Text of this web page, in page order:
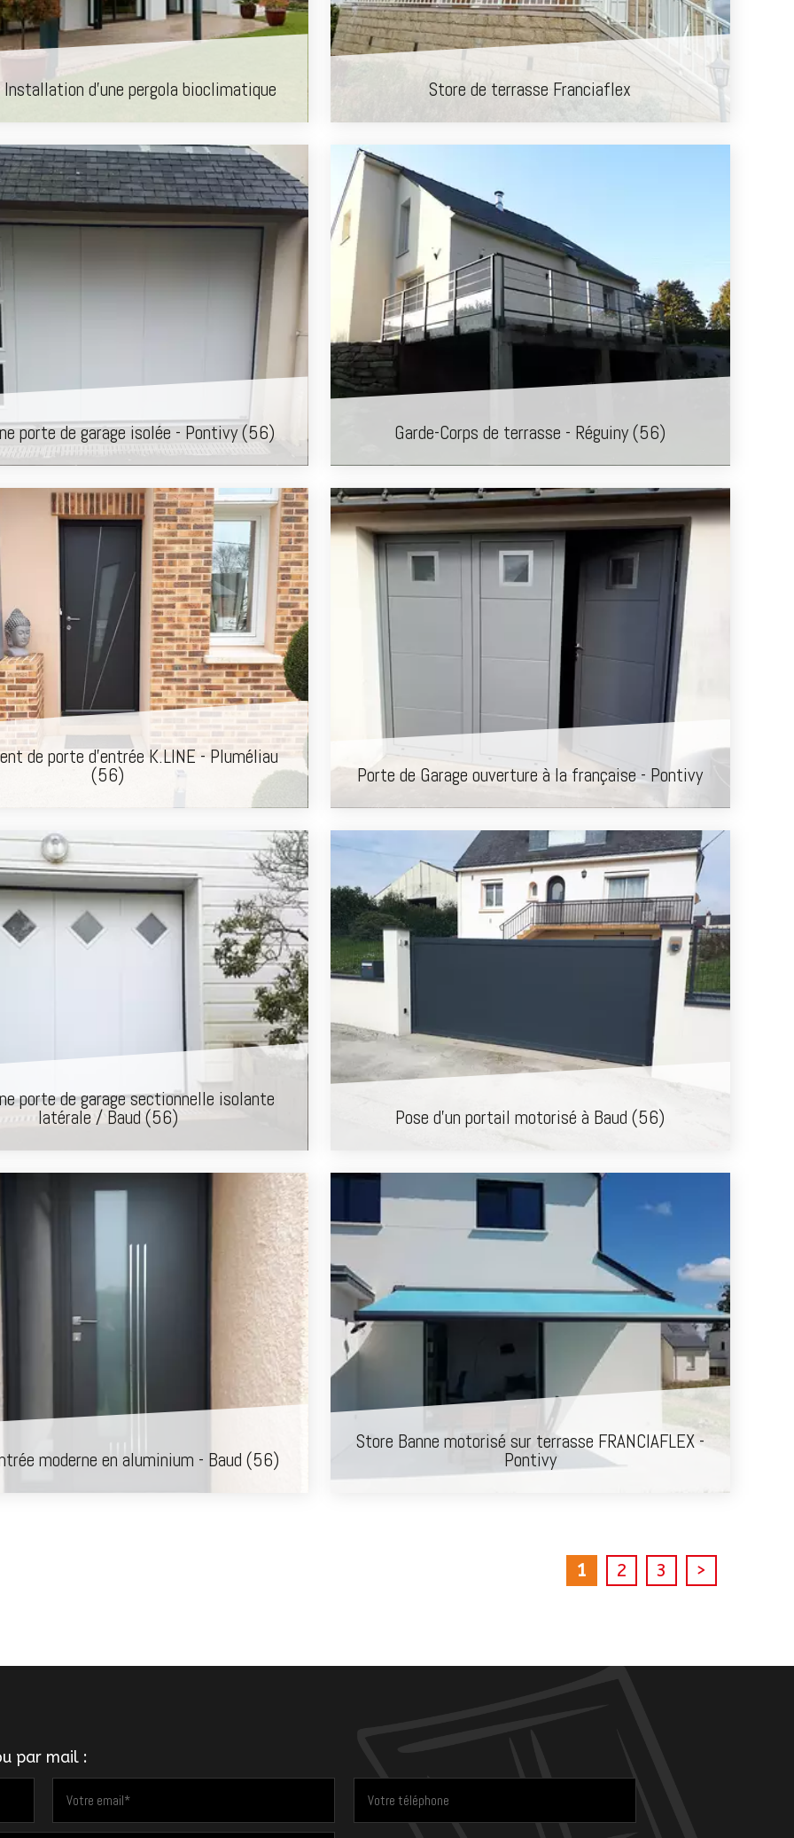
d'une pergola bioclimatique Store de terrasse Franciaflex
porte de garage isolée - Pontivy (56) Garde-Corps de terrasse - Réguiny (56)
de porte d'entrée K.LINE - Pluméliau
(56) Porte de Garage ouverture à la française - Pontivy
porte de garage sectionnelle isolante
latérale / Baud (56) Pose d'un portail motorisé à Baud (56)
moderne en aluminium - Baud (56)
Store Banne motorisé sur terrasse FRANCIAFLEX -
Pontivy
1 2 3 >
par mail :